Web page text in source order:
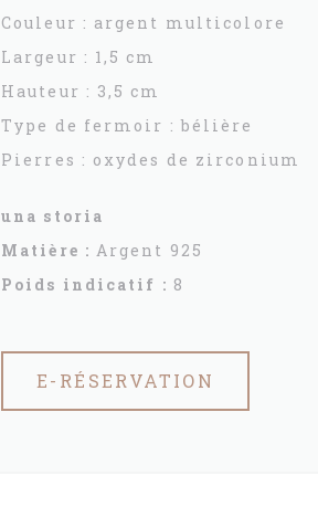
Couleur : argent multicolore
Largeur : 1,5 cm
Hauteur : 3,5 cm
Type de fermoir : bélière
Pierres : oxydes de zirconium
una storia
Matière : Argent 925
Poids indicatif : 8
E-RÉSERVATION